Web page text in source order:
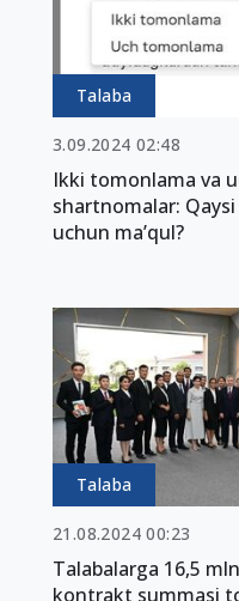
Talaba
3.09.2024 02:48
Ikki tomonlama va
shartnomalar:
uchun ma’qul?
Talaba
21.08.2024 00:23
Talabalarga 16,5
kontrakt summasi